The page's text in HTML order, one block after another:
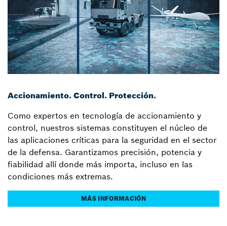
Accionamiento. Control. Protección.
Como expertos en tecnología de accionamiento y
control, nuestros sistemas constituyen el núcleo de
las aplicaciones críticas para la seguridad en el sector
de la defensa. Garantizamos precisión, potencia y
fiabilidad allí donde más importa, incluso en las
condiciones más extremas.
MÁS INFORMACIÓN